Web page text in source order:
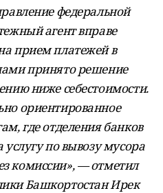
федеральной
агент вправе
прием платежей в
принято решение
ниже себестоимости.
ориентированное
где отделения банков
услугу по вывозу мусора
комиссии», — отметил
Башкортостан Ирек